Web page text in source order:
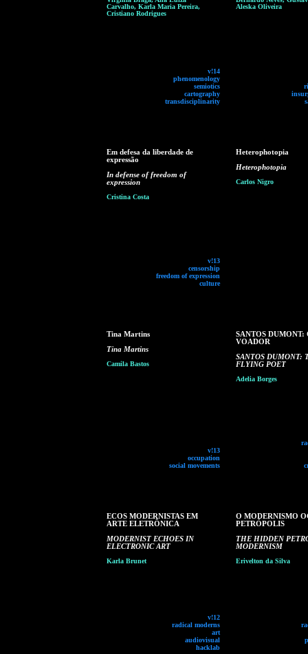
Carvalho, Karla Maria Pereira,
Cristiano Rodrigues
v!14
phenomenology
semiotics
cartography
transdisciplinarity
Aleska Oliveira
Em defesa da liberdade de
expressão
In defense of freedom of
expression
Cristina Costa
v!13
censorship
freedom of expression
culture
Heterophotopia
Heterophotopia
Carlos Nigro
Tina Martins
Tina Martins
Camila Bastos
v!13
occupation
social movements
SANTOS DUMONT:
VOADOR
SANTOS DUMONT:
FLYING POET
Adelia Borges
ECOS MODERNISTAS EM
ARTE ELETRÔNICA
MODERNIST ECHOES IN
ELECTRONIC ART
Karla Brunet
v!12
radical moderns
art
audiovisual
hacklab
O MODERNISMO
PETRÓPOLIS
THE HIDDEN
MODERNISM
Erivelton da Silva